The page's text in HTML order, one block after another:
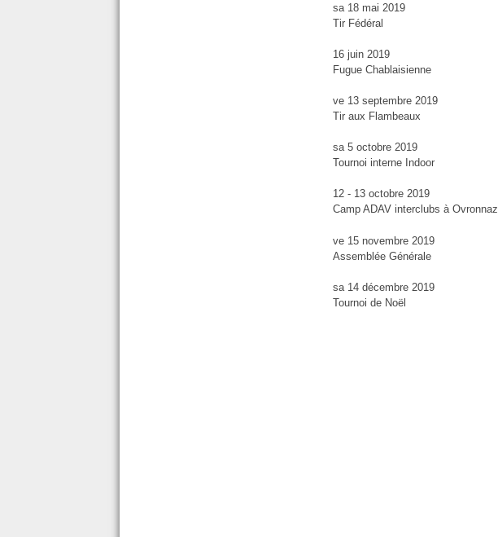
sa 18 mai 2019
Tir Fédéral
16 juin 2019
Fugue Chablaisienne
ve 13 septembre 2019
Tir aux Flambeaux
sa 5 octobre 2019
Tournoi interne Indoor
12 - 13 octobre 2019
Camp ADAV interclubs à Ovronnaz
ve 15 novembre 2019
Assemblée Générale
sa 14 décembre 2019
Tournoi de Noël